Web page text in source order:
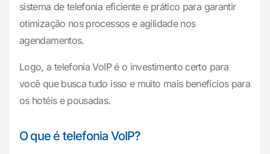
sistema de telefonia eficiente e prático para garantir
otimização nos processos e agilidade nos
agendamentos.
Logo, a telefonia VoIP é o investimento certo para
você que busca tudo isso e muito mais benefícios para
os hotéis e pousadas.
O que é telefonia VoIP?